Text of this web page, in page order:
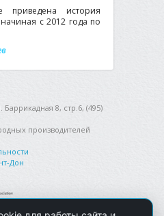
приведена история
с 2012 года по
8, стр.6, (495)
производителей
Дон